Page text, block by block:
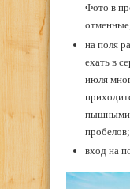
Фото в
на поля
ехать в
июля
пышными
пробелов;
вход на